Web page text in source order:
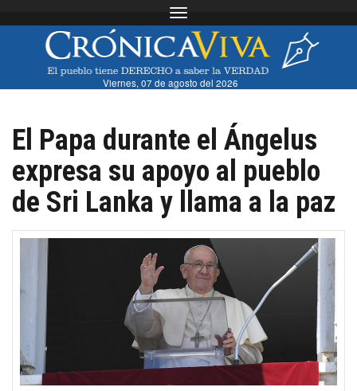
Toggle navigation
Viernes, 07 de agosto del 2026
El Papa durante el Ángelus
expresa su apoyo al pueblo
de Sri Lanka y llama a la paz